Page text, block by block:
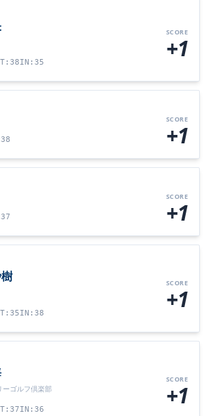
: 38IN : 35
SCORE
+1
38
SCORE
+1
37
SCORE
+1
: 35IN : 38
SCORE
+1
ーゴルフ倶楽部
: 37IN : 36
SCORE
+1